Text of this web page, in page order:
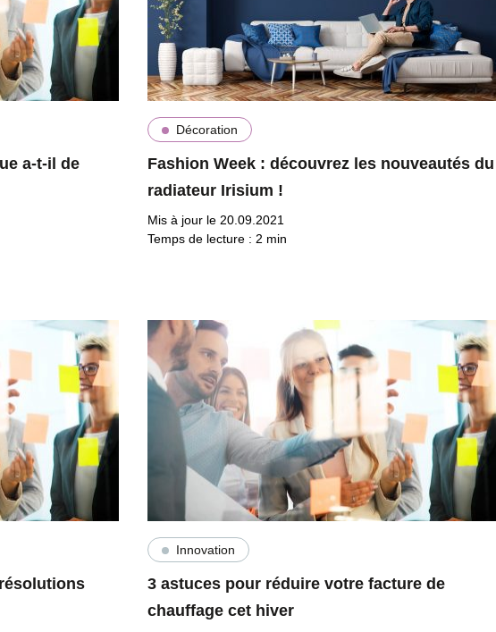
a-t-il de
Décoration
Fashion Week : découvrez les nouveautés du
radiateur Irisium !
Mis à jour le 20.09.2021
Temps de lecture : 2 min
Innovation
3 astuces pour réduire votre facture de
chauffage cet hiver